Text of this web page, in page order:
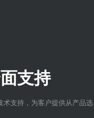
支持
支持，为客户提供从产品选